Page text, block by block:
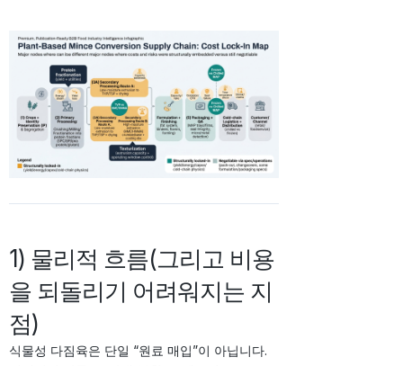
1) 물리적 흐름(그리고 비용
을 되돌리기 어려워지는 지
점)
식물성 다짐육은 단일 “원료 매입”이 아닙니다.